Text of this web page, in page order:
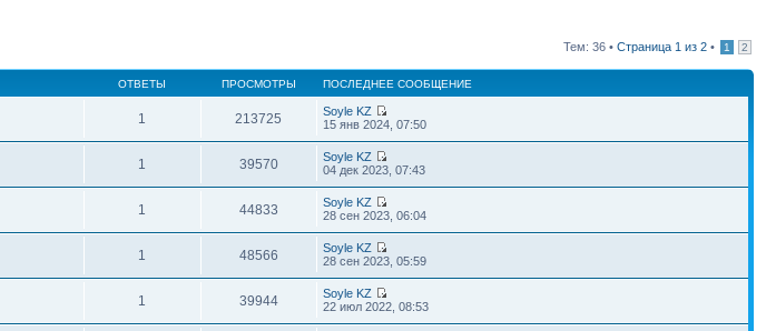
Тем: 36 • Страница 1 из 2 • 1 2
ОТВЕТЫ ПРОСМОТРЫ ПОСЛЕДНЕЕ СООБЩЕНИЕ
1 213725
Soyle KZ
15 янв 2024, 07:50
1 39570
Soyle KZ
04 дек 2023, 07:43
1 44833
Soyle KZ
28 сен 2023, 06:04
1 48566
Soyle KZ
28 сен 2023, 05:59
1 39944
Soyle KZ
22 июл 2022, 08:53